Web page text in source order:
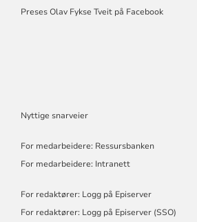
Preses Olav Fykse Tveit på Facebook
Nyttige snarveier
For medarbeidere: Ressursbanken
For medarbeidere: Intranett
For redaktører: Logg på Episerver
For redaktører: Logg på Episerver (SSO)